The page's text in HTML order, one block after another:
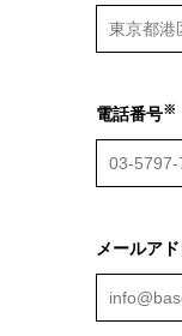
電話番号※
メールア